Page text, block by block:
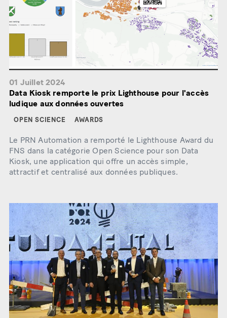
01 Juillet 2024
Data Kiosk remporte le prix Lighthouse pour l'accès
ludique aux données ouvertes
OPEN SCIENCE AWARDS
Le PRN Automation a remporté le Lighthouse Award du
FNS dans la catégorie Open Science pour son Data
Kiosk, une application qui offre un accès simple,
attractif et centralisé aux données publiques.